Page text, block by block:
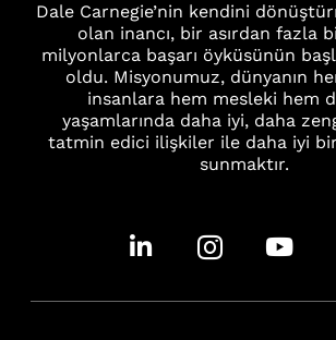
Dale Carnegie’nin kendini
olan inancı, bir asırdan fazla
milyonlarca başarı öyküsünün
oldu. Misyonumuz, dünyanın
insanlara hem mesleki hem
yaşamlarında daha iyi, daha
tatmin edici ilişkiler ile daha iyi
sunmaktır.